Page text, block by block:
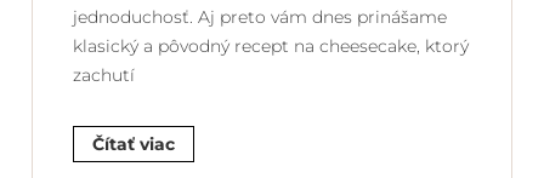
jednoduchosť. Aj preto vám dnes prinášame
klasický a pôvodný recept na cheesecake, ktorý
zachutí
Čítať viac